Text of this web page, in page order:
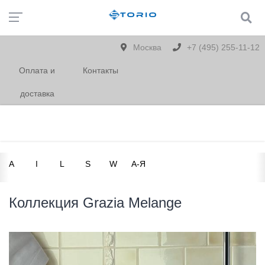
Москва +7 (495) 255-11-12
Оплата и
доставка
Контакты
A I L S W А-Я
Коллекция Grazia Melange